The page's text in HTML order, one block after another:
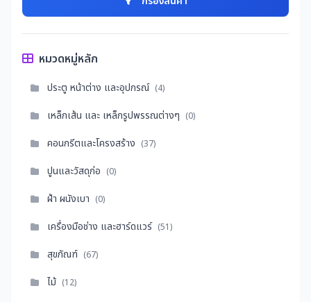
หมวดหมู่หลัก
ประตู หน้าต่าง และอุปกรณ์ (4)
เหล็กเส้น และ เหล็กรูปพรรณต่างๆ (0)
คอนกรีตและโครงสร้าง (37)
ปูนและวัสดุก่อ (0)
ฝ้า ผนังเบา (0)
เครื่องมือช่าง และฮาร์ดแวร์ (51)
สุขภัณฑ์ (67)
ไม้ (12)